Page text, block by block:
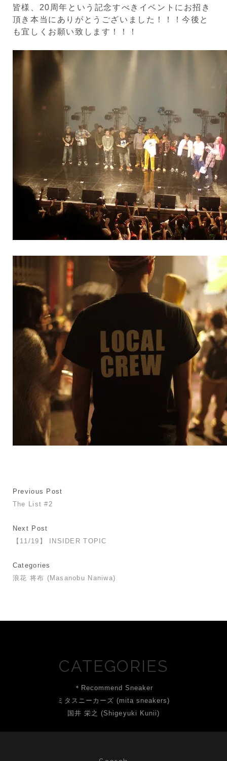
皆様、20周年という記念すべきイベントにお招き
頂き本当にありがとうございました！！！今後と
も宜しくお願い致します！！！
Previous Post
The List #2
Next Post
【11/19】 INSIDER TOPIC
Categories
浪花 将布 (Masanobu Naniwa)
CATEGORIES
＊Recommend Sneaker
ミタスニーカーズ (mita sneakers)
国井 栄之 (Shigeyuki Kunii)